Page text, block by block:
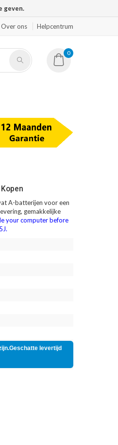
geven.
Over ons Helpcentrum
0
A-batterijen voor een
gemakkelijke
your computer before
levertijd